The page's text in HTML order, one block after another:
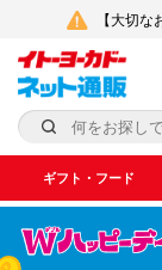
【大切
ギフト・フード